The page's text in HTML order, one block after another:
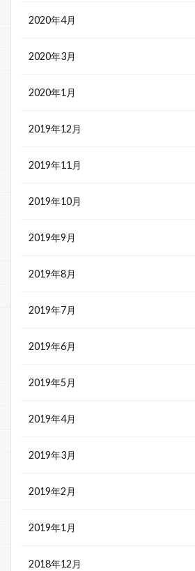
2020年4月
2020年3月
2020年1月
2019年12月
2019年11月
2019年10月
2019年9月
2019年8月
2019年7月
2019年6月
2019年5月
2019年4月
2019年3月
2019年2月
2019年1月
2018年12月